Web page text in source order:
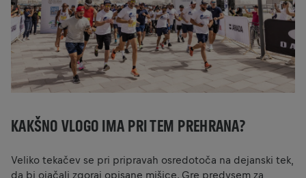
KAKŠNO VLOGO IMA PRI TEM PREHRANA?
Veliko tekačev se pri pripravah osredotoča na dejanski tek,
da bi ojačali zgoraj opisane mišice. Gre predvsem za